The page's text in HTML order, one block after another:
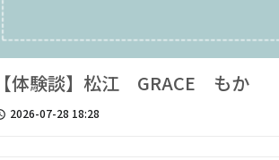
【体験談】松江 GRACE もか
2026-07-28 18:28